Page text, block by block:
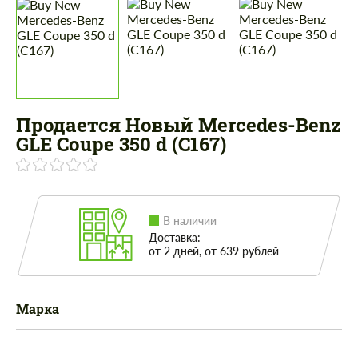
Продается Новый Mercedes-Benz
GLE Coupe 350 d (C167)
В наличии
Доставка:
от 2 дней, от 639 рублей
Марка